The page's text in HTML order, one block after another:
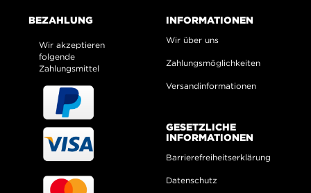
BEZAHLUNG
Wir akzeptieren
folgende
Zahlungsmittel
INFORMATIONEN
Wir über uns
Zahlungsmöglichkeiten
Versandinformationen
GESETZLICHE
INFORMATIONEN
Barrierefreiheitserklärung
Datenschutz